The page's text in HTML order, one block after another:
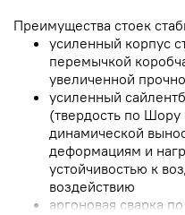
Преимущества стоек
усиленный корпус
перемычкой
увеличенной
усиленный
(твердость по
динамической
деформациям и
устойчивостью к
воздействию
аргоновая сварка